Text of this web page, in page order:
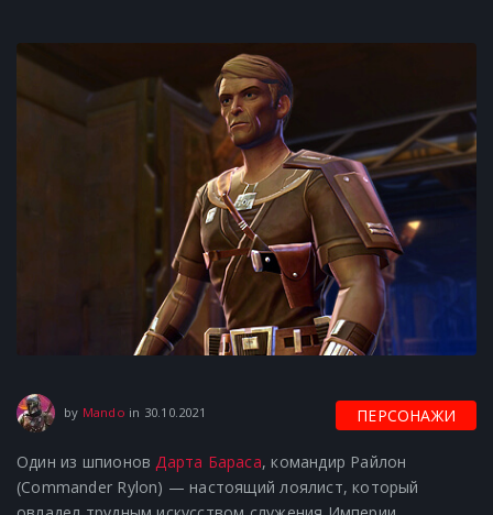
by Mando in 30.10.2021 ПЕРСОНАЖИ
Один из шпионовДарта Бараса, командир Райлон
(Commander Rylon) — настоящий лоялист, который